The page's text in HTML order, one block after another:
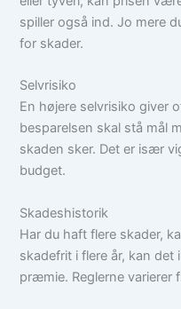
spiller også ind. Jo mere
for skader.
Selvrisiko
En højere selvrisiko giver
besparelsen skal stå mål
skaden sker. Det er især
budget.
Skadeshistorik
Har du haft flere skader,
skadefrit i flere år, kan
præmie. Reglerne varierer